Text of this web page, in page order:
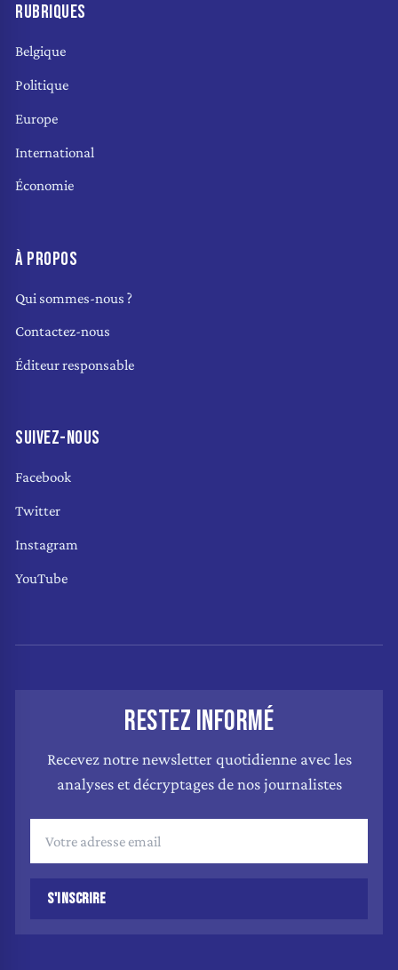
RUBRIQUES
Belgique
Politique
Europe
International
Économie
À PROPOS
Qui sommes-nous ?
Contactez-nous
Éditeur responsable
SUIVEZ-NOUS
Facebook
Twitter
Instagram
YouTube
RESTEZ INFORMÉ
Recevez notre newsletter quotidienne avec les
analyses et décryptages de nos journalistes
S'INSCRIRE